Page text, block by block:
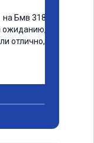
Бмв 318d,
ожиданию, все
отлично, то